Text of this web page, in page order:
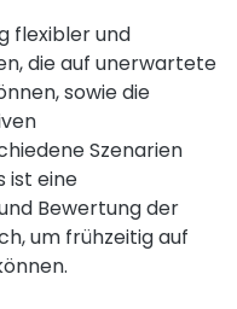
flexibler und
die auf unerwartete
sowie die
Szenarien
ist eine
Bewertung der
um frühzeitig auf